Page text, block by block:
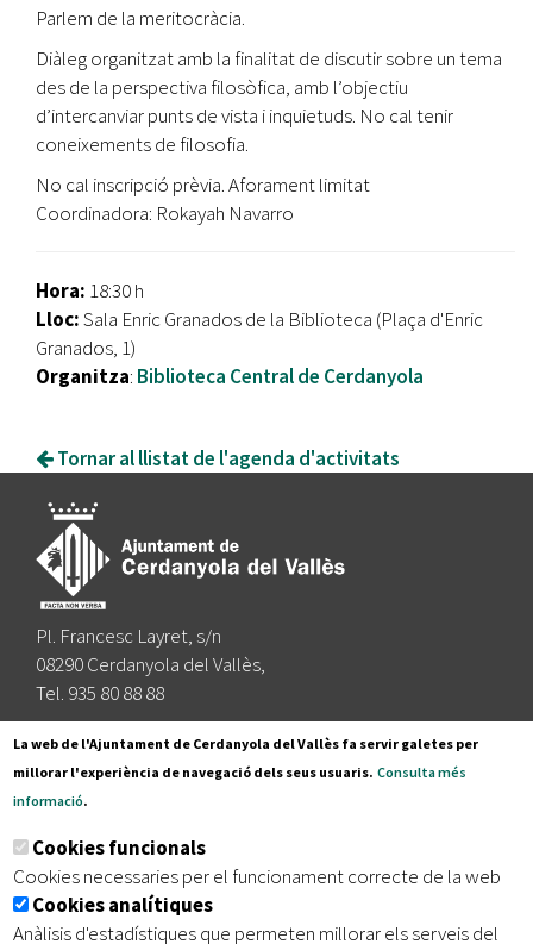
Parlem de la meritocràcia.
Diàleg organitzat amb la finalitat de discutir sobre un tema
des de la perspectiva filosòfica, amb l’objectiu
d’intercanviar punts de vista i inquietuds. No cal tenir
coneixements de filosofia.
No cal inscripció prèvia. Aforament limitat
Coordinadora: Rokayah Navarro
Hora: 18:30 h
Lloc:Sala Enric Granados de la Biblioteca (Plaça d'Enric
Granados, 1)
Organitza: Biblioteca Central de Cerdanyola
Tornar al llistat de l'agenda d'activitats
Pl. Francesc Layret, s/n
08290 Cerdanyola del Vallès,
Tel. 935 80 88 88
Segueix-nos a:
Subscriu-te al nostre butlletí
Inici | Avís legal | Protecció de dades
La web de l'Ajuntament de Cerdanyola del Vallès fa servir galetes per
millorar l'experiència de navegació dels seus usuaris. Consulta més
informació.
Cookies funcionals
Cookies necessaries per el funcionament correcte de la web
Cookies analítiques
Anàlisis d'estadístiques que permeten millorar els serveis del